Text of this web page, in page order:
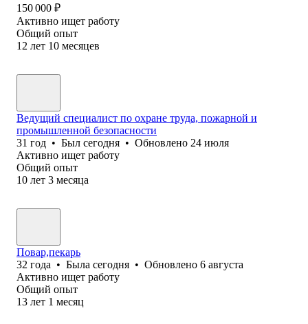
150 000 ₽
Активно ищет работу
Общий опыт
12 лет 10 месяцев
Ведущий специалист по охране труда, пожарной и
промышленной безопасности
31 год • Был сегодня • Обновлено 24 июля
Активно ищет работу
Общий опыт
10 лет 3 месяца
Повар,пекарь
32 года • Была сегодня • Обновлено 6 августа
Активно ищет работу
Общий опыт
13 лет 1 месяц